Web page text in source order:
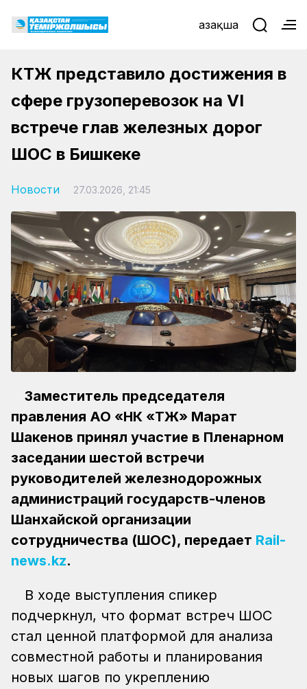
Қазақша
КТЖ представило достижения в
сфере грузоперевозок на VI
встрече глав железных дорог
ШОС в Бишкеке
Новости 27.03.2026, 21:45
Заместитель председателя
правления АО «НК «ҚТЖ» Марат
Шакенов принял участие в Пленарном
заседании шестой встречи
руководителей железнодорожных
администраций государств-членов
Шанхайской организации
сотрудничества (ШОС), передает Rail-
news.kz.
В ходе выступления спикер
подчеркнул, что формат встреч ШОС
стал ценной платформой для анализа
совместной работы и планирования
новых шагов по укреплению